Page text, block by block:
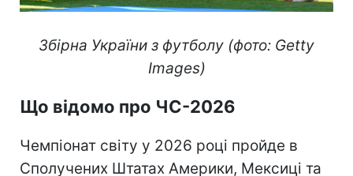
Збірна України з футболу (фото: Getty
Images)
Що відомо про ЧС-2026
Чемпіонат світу у 2026 році пройде в
Сполучених Штатах Америки, Мексиці та